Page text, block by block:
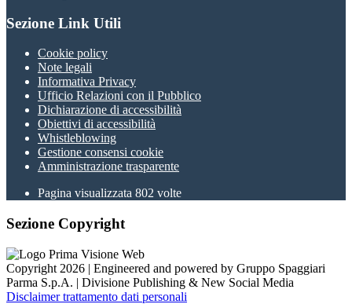
Sezione Link Utili
Cookie policy
Note legali
Informativa Privacy
Ufficio Relazioni con il Pubblico
Dichiarazione di accessibilità
Obiettivi di accessibilità
Whistleblowing
Gestione consensi cookie
Amministrazione trasparente
Pagina visualizzata 802 volte
Sezione Copyright
Copyright 2026 | Engineered and powered by Gruppo Spaggiari
Parma S.p.A. | Divisione Publishing & New Social Media
Disclaimer trattamento dati personali